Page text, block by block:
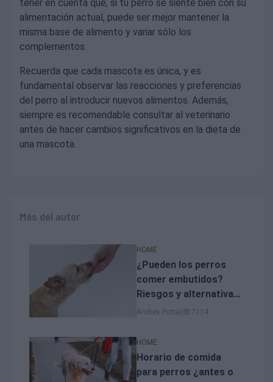
tener en cuenta que, si tu perro se siente bien con su
alimentación actual, puede ser mejor mantener la
misma base de alimento y variar sólo los
complementos.
Recuerda que cada mascota es única, y es
fundamental observar las reacciones y preferencias
del perro al introducir nuevos alimentos. Además,
siempre es recomendable consultar al veterinario
antes de hacer cambios significativos en la dieta de
una mascota.
Más del autor
HOME
¿Pueden los perros
comer embutidos?
Riesgos y alternativas
seguras
Andrés Porta 7114
HOME
Horario de comida
para perros ¿antes o